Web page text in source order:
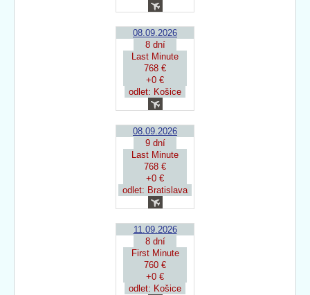
08.09.2026
8 dní
Last Minute
768 €
+0 €
odlet: Košice
08.09.2026
9 dní
Last Minute
768 €
+0 €
odlet: Bratislava
11.09.2026
8 dní
First Minute
760 €
+0 €
odlet: Košice